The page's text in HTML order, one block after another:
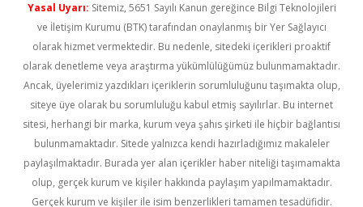
Yasal Uyarı: Sitemiz, 5651 Sayılı Kanun gereğince Bilgi Teknolojileri
ve İletişim Kurumu (BTK) tarafından onaylanmış bir Yer Sağlayıcı
olarak hizmet vermektedir. Bu nedenle, sitedeki içerikleri proaktif
olarak denetleme veya araştırma yükümlülüğümüz bulunmamaktadır.
Ancak, üyelerimiz yazdıkları içeriklerin sorumluluğunu taşımakta olup,
siteye üye olarak bu sorumluluğu kabul etmiş sayılırlar. Bu internet
sitesi, herhangi bir marka, kurum veya şahıs şirketi ile hiçbir bağlantısı
bulunmamaktadır. Sitede yalnızca kendi hazırladığımız makaleler
paylaşılmaktadır. Burada yer alan içerikler haber niteliği taşımamakta
olup, gerçek kurum ve kişiler hakkında paylaşım yapılmamaktadır.
Gerçek kurum ve kişiler ile isim benzerlikleri tamamen tesadüfidir.